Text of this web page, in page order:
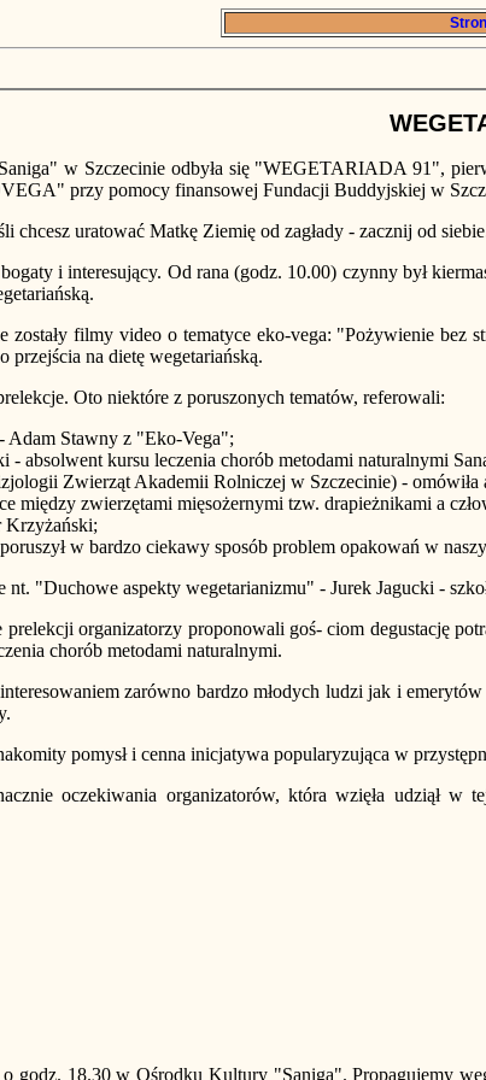
w Szczecinie odbyła się "WEGETARIADA 91",
przy pomocy finansowej Fundacji Buddyjskiej w
chcesz uratować Matkę Ziemię od zagłady - zacznij od
bogaty i interesujący. Od rana (godz. 10.00) czynny był
zostały filmy video o tematyce eko-vega: "Pożywienie
przejścia na dietę wegetariańską.
Oto niektóre z poruszonych tematów, referowali:
Adam Stawny z "Eko-Vega";
- absolwent kursu leczenia chorób metodami naturalnymi
Zwierząt Akademii Rolniczej w Szczecinie) -
między zwierzętami mięsożernymi tzw. drapieżnikami a
w bardzo ciekawy sposób problem opakowań w
nt. "Duchowe aspekty wegetarianizmu" - Jurek Jagucki -
organizatorzy proponowali goś- ciom degustację
chorób metodami naturalnymi.
zarówno bardzo młodych ludzi jak i
pomysł i cenna inicjatywa popularyzująca w
oczekiwania organizatorów, która wzięła udziął
godz. 18.30 w Ośrodku Kultury "Saniga". Propagujemy